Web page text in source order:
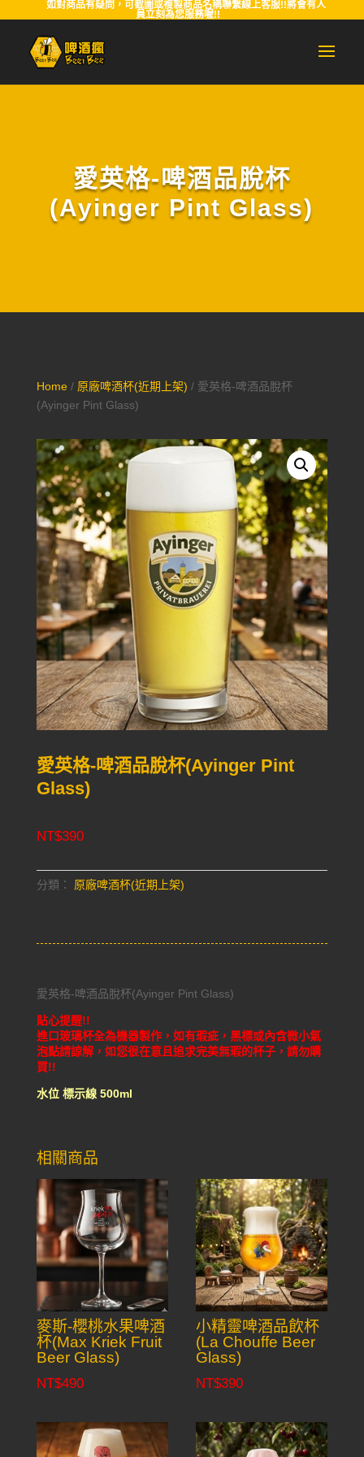
如對商品有疑問，可截圖或複製商品名稱聯繫線上客服!!將會有人
員立刻為您服務喔!!
愛英格-啤酒品脫杯
(Ayinger Pint Glass)
Home/ 原廠啤酒杯(近期上架) / 愛英格-啤酒品脫杯
(Ayinger Pint Glass)
愛英格-啤酒品脫杯(Ayinger Pint
Glass)
NT$390
分類： 原廠啤酒杯(近期上架)
愛英格-啤酒品脫杯(Ayinger Pint Glass)
貼心提醒!!
進口玻璃杯全為機器製作，如有瑕疵，黑標或內含微小氣
泡點請諒解，如您很在意且追求完美無瑕的杯子，請勿購
買!!
水位 標示線 500ml
相關商品
麥斯-櫻桃水果啤酒
杯(Max Kriek Fruit
Beer Glass)
NT$490
小精靈啤酒品飲杯
(La Chouffe Beer
Glass)
NT$390